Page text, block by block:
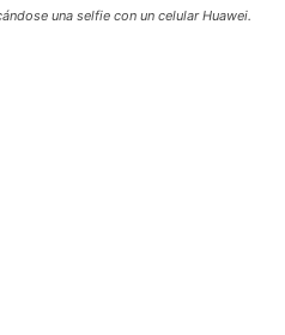
una selfie con un celular Huawei.